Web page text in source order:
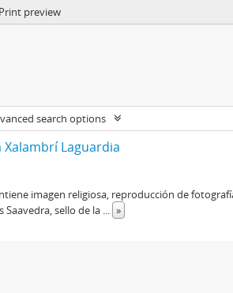
Print preview
search options
Laguardia
imagen religiosa, reproducción de
sello de la ... »